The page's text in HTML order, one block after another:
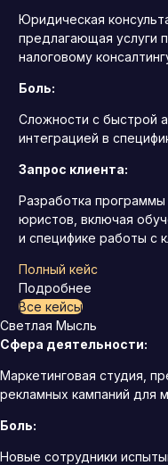
Юридическая
предлагающая услуги
налоговому
Боль:
Сложности с быстрой
интеграцией в
Запрос клиента:
Разработка
юристов, включая
и специфике работы с
Полный кейс
Подробнее
Все кейсы
Светлая Мысль
Сфера деятельности:
Маркетинговая студия,
рекламных кампаний для
Боль:
Новые сотрудники